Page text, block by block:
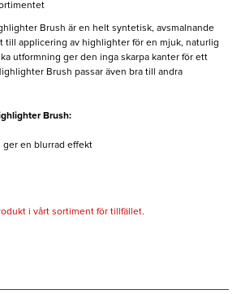
Brush är en helt syntetisk, avsmalnande
till applicering av highlighter för en mjuk, naturlig
utformning ger den inga skarpa kanter för ett
Brush passar även bra till andra
Brush:
ger en blurrad effekt
i vårt sortiment för tillfället.